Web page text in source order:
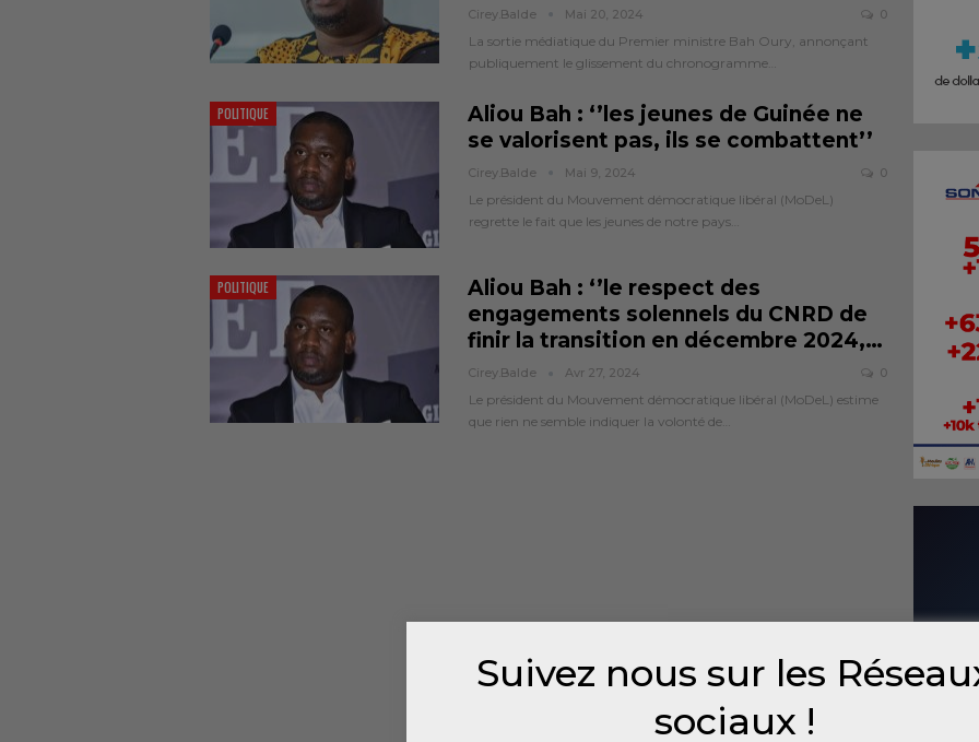
Cirey.balde Mai 20, 2024 0
La sortie médiatique du Premier ministre Bah Oury, annonçant
publiquement le glissement du chronogramme…
POLITIQUE
Aliou Bah : ‘’les jeunes de Guinée ne
se valorisent pas, ils se combattent’’
Cirey.balde Mai 9, 2024 0
Le président du Mouvement démocratique libéral (MoDeL)
regrette le fait que les jeunes de notre pays…
POLITIQUE Aliou Bah : ‘’le respect des
engagements solennels du CNRD de
finir la transition en décembre 2024,…
Cirey.balde Avr 27, 2024 0
Le président du Mouvement démocratique libéral (MoDeL) estime
que rien ne semble indiquer la volonté de…
Suivez nous sur les
sociaux !